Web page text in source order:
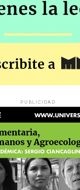
PUBLICIDAD